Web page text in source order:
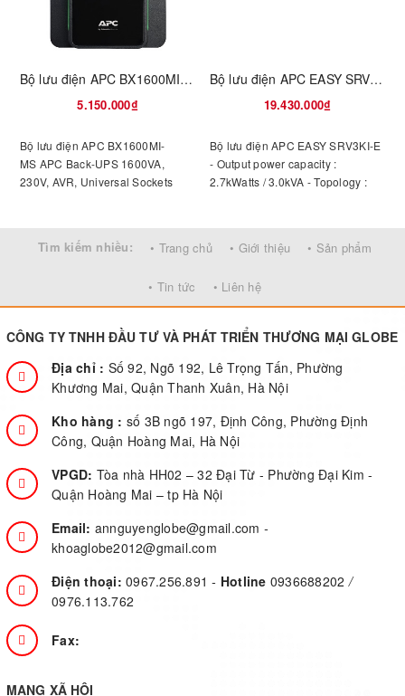
Bộ lưu điện APC BX1600MI-MS
5.150.000₫
Bộ lưu điện APC BX1600MI-
MS APC Back-UPS 1600VA,
230V, AVR, Universal Sockets
Bộ lưu điện APC EASY SRV3KI-E
19.430.000₫
Bộ lưu điện APC EASY SRV3KI-E
- Output power capacity :
2.7kWatts / 3.0kVA - Topology :
C13, (1) IEC 320 C19- Input
load : 13 min ; full load : 4 min -
Control panel : Multi-function LCD
status and control console
Tìm kiếm nhiều: • Trang chủ • Giới thiệu • Sản phẩm
• Tin tức • Liên hệ
CÔNG TY TNHH ĐẦU TƯ VÀ PHÁT TRIỂN THƯƠNG MẠI GLOBE
Địa chỉ : Số 92, Ngõ 192, Lê Trọng Tấn, Phường
Khương Mai, Quận Thanh Xuân, Hà Nội
Kho hàng : số 3B ngõ 197, Định Công, Phường Định
Công, Quận Hoàng Mai, Hà Nội
VPGD: Tòa nhà HH02 – 32 Đại Từ - Phường Đại Kim -
Quận Hoàng Mai – tp Hà Nội
Email: annguyenglobe@gmail.com -
khoaglobe2012@gmail.com
Điện thoại: 0967.256.891- Hotline 0936688202/
0976.113.762
Fax:
MẠNG XÃ HỘI